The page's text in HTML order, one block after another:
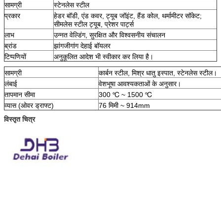
सामग्री
स्टेनलेस स्टील
प्रकार
हेडर बॉडी, एंड कवर, ट्यूब जॉइंट, हैंड कोल, थर्मामीटर सॉकेट;
सीमलेस स्टील ट्यूब, प्रेशर पार्ट्स
लाभ
उन्नत वेल्डिंग, सुरक्षित और विश्वसनीय संचालन
ब्रांड
झांगजीगांग देहाई बॉयलर
टिप्पणियों
अनुकूलित आदेश भी स्वीकार कर लिया है।
सामग्री
कार्बन स्टील, मिश्र धातु इस्पात, स्टेनलेस स्टील।
लंबाई
वेशभूषा आवश्यकताओं के अनुसार।
तापमान सीमा
300 ℃ ~ 1500 ℃
व्यास (ओवर ड्राफ्ट)
76 मिमी ~ 914mm
विस्तृत चित्र